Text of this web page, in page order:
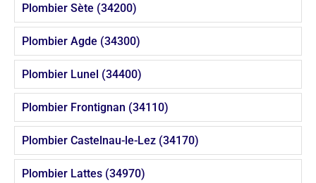
Plombier Sète (34200)
Plombier Agde (34300)
Plombier Lunel (34400)
Plombier Frontignan (34110)
Plombier Castelnau-le-Lez (34170)
Plombier Lattes (34970)